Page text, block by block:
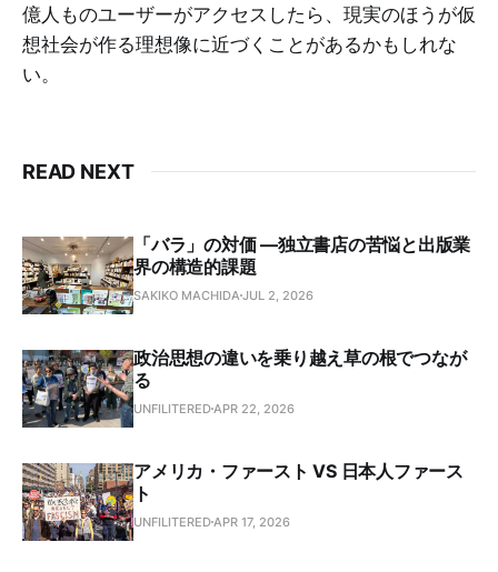
億人ものユーザーがアクセスしたら、現実のほうが仮
想社会が作る理想像に近づくことがあるかもしれな
い。
READ NEXT
「バラ」の対価 —独立書店の苦悩と出版業
界の構造的課題
SAKIKO MACHIDAJUL 2, 2026
政治思想の違いを乗り越え草の根でつなが
る
UNFILITEREDAPR 22, 2026
アメリカ・ファースト VS 日本人ファース
ト
UNFILITEREDAPR 17, 2026